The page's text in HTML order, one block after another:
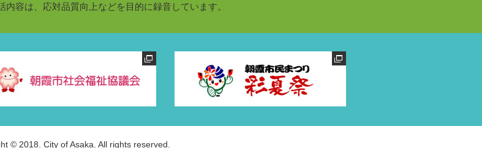
内容は、応対品質向上などを目的に録音しています。
© 2018. City of Asaka. All rights reserved.